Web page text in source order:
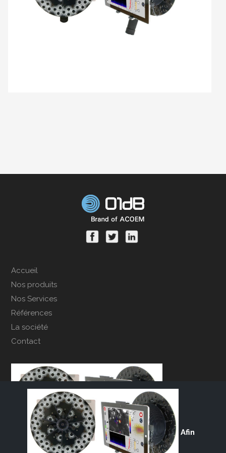
Accueil
Nos produits
Nos Services
Références
La société
Contact
Afin